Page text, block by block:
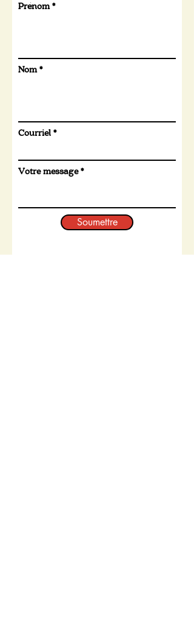
Prénom
Nom
Courriel
Votre message
Soumettre